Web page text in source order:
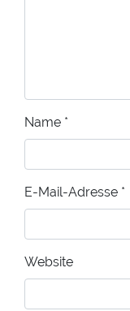
Name *
E-Mail-Adresse *
Website